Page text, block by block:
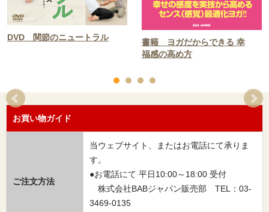
DVD 関節のニュートラル
書籍 ヨガだからできる 幸
福感の高め方
お買い物ガイド
ご注文方法
当ウェブサイト、またはお電話にて承りま
す。
●お電話にて 平日10:00～18:00 受付
株式会社BABジャパン販売部 TEL：03-
3469-0135